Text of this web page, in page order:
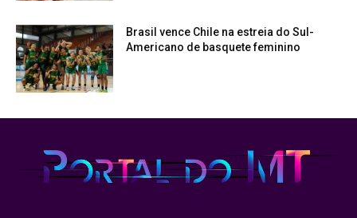
Brasil vence Chile na estreia do Sul-
Americano de basquete feminino